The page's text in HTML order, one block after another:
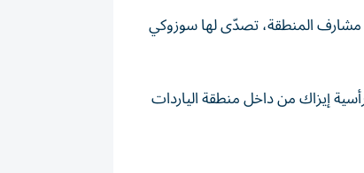
مشارف المنطقة، تصدّى لها سوزوكي
لتسديدة إيلانغا بيمناه من الجهة اليمنى داخل المنطقة (90+3)، ثم لرأسية إيزاك من داخل منطقة الياردات